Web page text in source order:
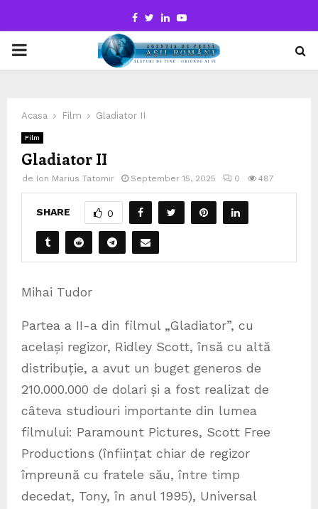
Facebook
TwitterLinkedinYoutube
PRIMARY
Acasa Film Gladiator II
Film
Gladiator II
de Ion Marius Tatomir September 15, 2025 0 487
SHARE 0
Mihai Tudor
Partea a II-a din filmul „Gladiator”, cu
același regizor, Ridley Scott, însă cu altă
distribuție, a avut un buget generos de
210.000.000 de dolari și a fost realizat de
câteva studiouri importante din lumea
filmului: Paramount Pictures, Scott Free
Productions (înființat chiar de regizor
împreună cu fratele său, între timp
decedat, Tony, în anul 1995), Universal